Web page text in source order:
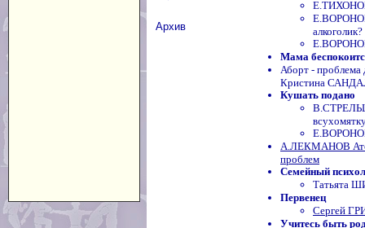
Архив
алкоголик?
Мама
Аборт - проблема
Кристина
Кушать подано
А.ЛЕКМАНОВ
проблем
Семейный
Татьята
Первенец
Сергей
Учитесь быть